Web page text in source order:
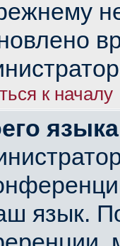
к началу
язык.